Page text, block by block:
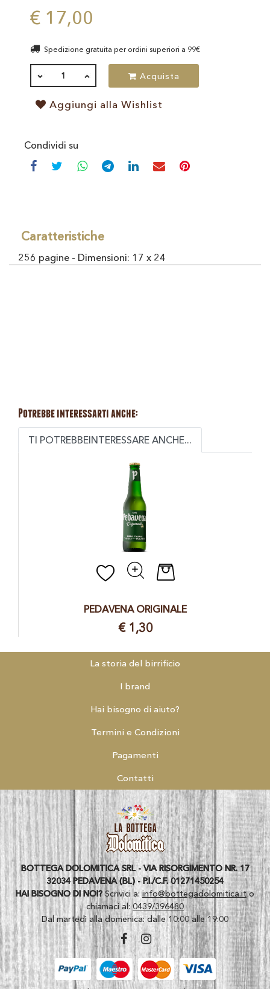
€ 17,00
Spedizione gratuita per ordini superiori a 99€
QUANTITÀ Acquista
Aggiungi alla Wishlist
Condividi su
Caratteristiche
256 pagine - Dimensioni: 17 x 24
Potrebbe interessarti anche:
TI POTREBBEINTERESSARE ANCHE...
Quantità
PEDAVENA ORIGINALE
€ 1,30
La storia del birrificio
I brand
Hai bisogno di aiuto?
Termini e Condizioni
Pagamenti
Contatti
BOTTEGA DOLOMITICA SRL - VIA RISORGIMENTO NR. 17
32034 PEDAVENA (BL) - P.I./C.F. 01271450254
HAI BISOGNO DI NOI?Scrivici a:info@bottegadolomitica.ito
chiamaci al:0439/396480
Dal martedì alla domenica: dalle 10:00 alle 19:00